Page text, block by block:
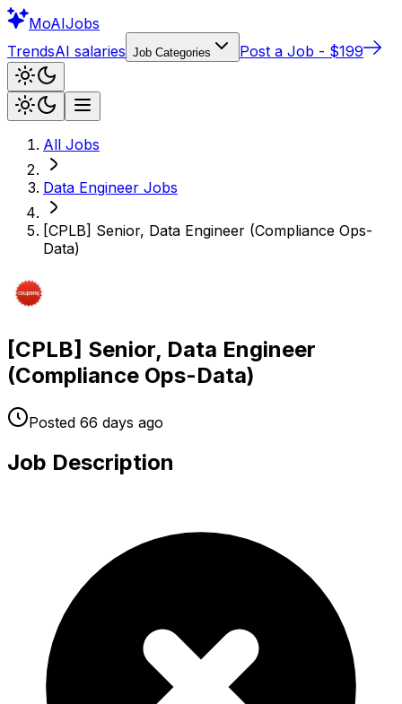
MoAIJobs
TrendsAI salaries Job Categories Post a Job - $199
All Jobs
Data Engineer Jobs
[CPLB] Senior, Data Engineer (Compliance Ops-
Data)
[CPLB] Senior, Data Engineer
(Compliance Ops-Data)
Posted 66 days ago
Job Description